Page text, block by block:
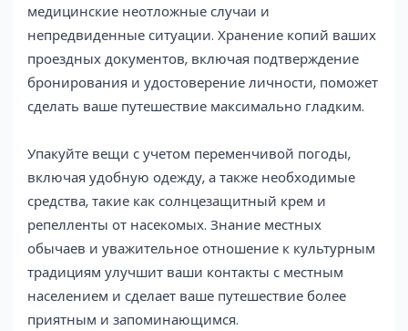
медицинские неотложные случаи и
непредвиденные ситуации. Хранение копий ваших
проездных документов, включая подтверждение
бронирования и удостоверение личности, поможет
сделать ваше путешествие максимально гладким.
Упакуйте вещи с учетом переменчивой погоды,
включая удобную одежду, а также необходимые
средства, такие как солнцезащитный крем и
репелленты от насекомых. Знание местных
обычаев и уважительное отношение к культурным
традициям улучшит ваши контакты с местным
населением и сделает ваше путешествие более
приятным и запоминающимся.